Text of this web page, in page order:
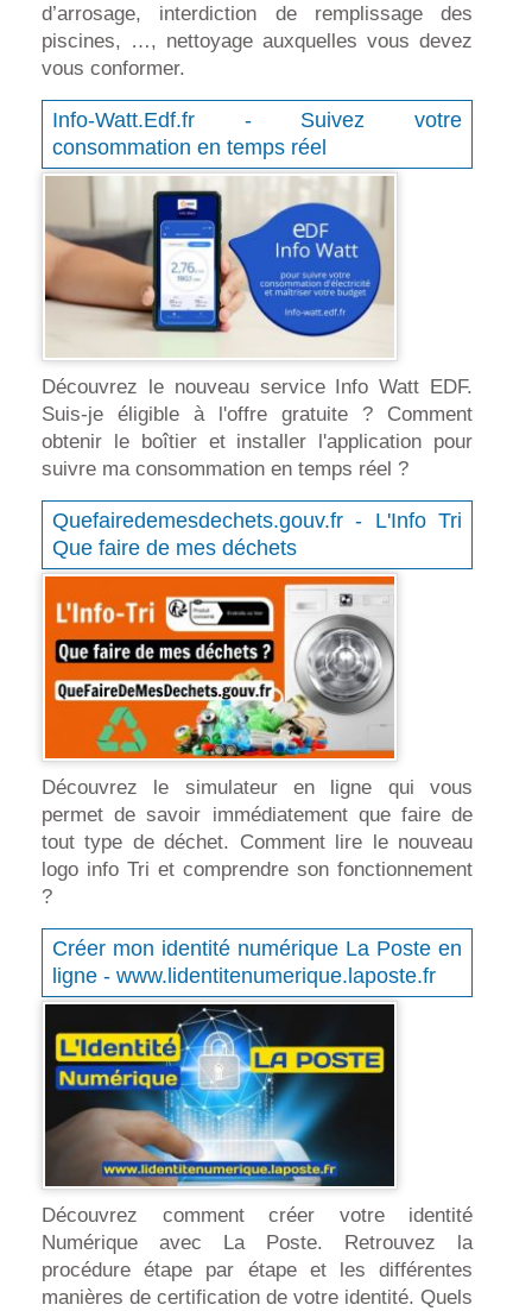
d’arrosage, interdiction de remplissage des
piscines, …, nettoyage auxquelles vous devez
vous conformer.
Info-Watt.Edf.fr - Suivez votre
consommation en temps réel
Découvrez le nouveau service Info Watt EDF.
Suis-je éligible à l'offre gratuite ? Comment
obtenir le boîtier et installer l'application pour
suivre ma consommation en temps réel ?
Quefairedemesdechets.gouv.fr - L'Info Tri
Que faire de mes déchets
Découvrez le simulateur en ligne qui vous
permet de savoir immédiatement que faire de
tout type de déchet. Comment lire le nouveau
logo info Tri et comprendre son fonctionnement
?
Créer mon identité numérique La Poste en
ligne - www.lidentitenumerique.laposte.fr
Découvrez comment créer votre identité
Numérique avec La Poste. Retrouvez la
procédure étape par étape et les différentes
manières de certification de votre identité. Quels